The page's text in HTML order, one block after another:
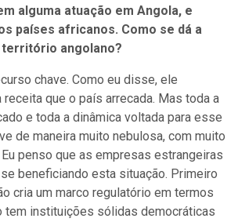
alguma atuação em Angola, e
países africanos. Como se dá a
angolano?
chave. Como eu disse, ele
receita que o país arrecada. Mas toda a
e toda a dinâmica voltada para esse
de maneira muito nebulosa, com muito
penso que as empresas estrangeiras
beneficiando esta situação. Primeiro
cria um marco regulatório em termos
tem instituições sólidas democráticas